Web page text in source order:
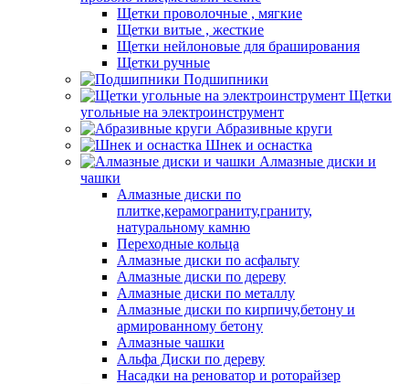
Щетки проволочные , мягкие
Щетки витые , жесткие
Щетки нейлоновые для браширования
Щетки ручные
Подшипники
Щетки
угольные на электроинструмент
Абразивные круги
Шнек и оснастка
Алмазные диски и
чашки
Алмазные диски по
плитке,керамограниту,граниту,
натуральному камню
Переходные кольца
Алмазные диски по асфальту
Алмазные диски по дереву
Алмазные диски по металлу
Алмазные диски по кирпичу,бетону и
армированному бетону
Алмазные чашки
Альфа Диски по дереву
Насадки на реноватор и роторайзер